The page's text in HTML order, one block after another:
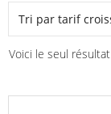
Voici le seul résultat